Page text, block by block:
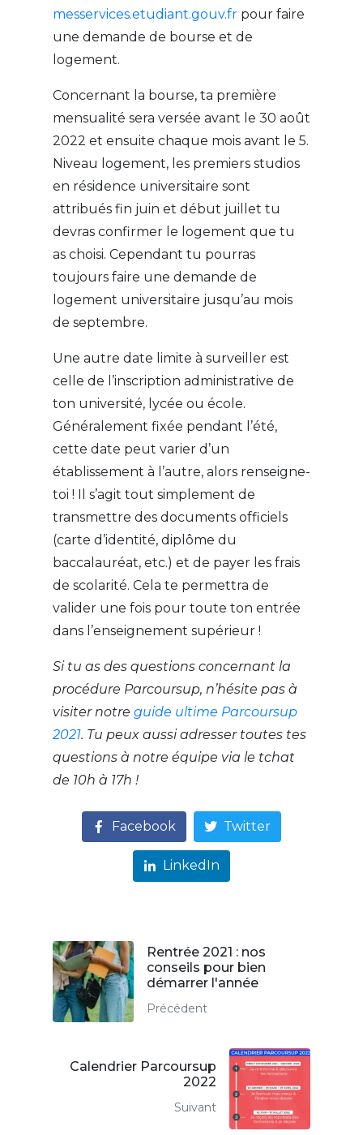
messervices.etudiant.gouv.frpour faire
une demande de bourse et de
logement.
Concernant la bourse, ta première
mensualité sera versée avant le 30 août
2022 et ensuite chaque mois avant le 5.
Niveau logement, les premiers studios
en résidence universitaire sont
attribués fin juin et début juillet tu
devras confirmer le logement que tu
as choisi. Cependant tu pourras
toujours faire une demande de
logement universitaire jusqu’au mois
de septembre.
Une autre date limite à surveiller est
celle de l’inscription administrative de
ton université, lycée ou école.
Généralement fixée pendant l’été,
cette date peut varier d’un
établissement à l’autre, alors renseigne-
toi ! Il s’agit tout simplement de
transmettre des documents officiels
(carte d’identité, diplôme du
baccalauréat, etc.) et de payer les frais
de scolarité. Cela te permettra de
valider une fois pour toute ton entrée
dans l’enseignement supérieur !
Si tu as des questions concernant la
procédure Parcoursup, n’hésite pas à
visiter notre guide ultime Parcoursup
2021. Tu peux aussi adresser toutes tes
questions à notre équipe via le tchat
de 10h à 17h !
Facebook Twitter
LinkedIn
Rentrée 2021 : nos
conseils pour bien
démarrer l'année
Précédent
Calendrier Parcoursup
2022
Suivant